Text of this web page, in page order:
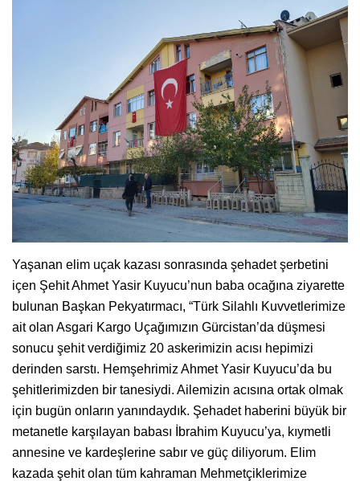
Yaşanan elim uçak kazası sonrasında şehadet şerbetini
içen Şehit Ahmet Yasir Kuyucu’nun baba ocağına ziyarette
bulunan Başkan Pekyatırmacı, “Türk Silahlı Kuvvetlerimize
ait olan Asgari Kargo Uçağımızın Gürcistan’da düşmesi
sonucu şehit verdiğimiz 20 askerimizin acısı hepimizi
derinden sarstı. Hemşehrimiz Ahmet Yasir Kuyucu’da bu
şehitlerimizden bir tanesiydi. Ailemizin acısına ortak olmak
için bugün onların yanındaydık. Şehadet haberini büyük bir
metanetle karşılayan babası İbrahim Kuyucu’ya, kıymetli
annesine ve kardeşlerine sabır ve güç diliyorum. Elim
kazada şehit olan tüm kahraman Mehmetçiklerimize